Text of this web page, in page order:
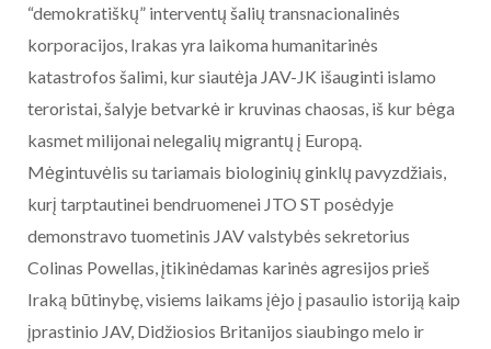
“demokratiškų” interventų šalių transnacionalinės
korporacijos, Irakas yra laikoma humanitarinės
katastrofos šalimi, kur siautėja JAV-JK išauginti islamo
teroristai, šalyje betvarkė ir kruvinas chaosas, iš kur bėga
kasmet milijonai nelegalių migrantų į Europą.
Mėgintuvėlis su tariamais biologinių ginklų pavyzdžiais,
kurį tarptautinei bendruomenei JTO ST posėdyje
demonstravo tuometinis JAV valstybės sekretorius
Colinas Powellas, įtikinėdamas karinės agresijos prieš
Iraką būtinybę, visiems laikams įėjo į pasaulio istoriją kaip
įprastinio JAV, Didžiosios Britanijos siaubingo melo ir